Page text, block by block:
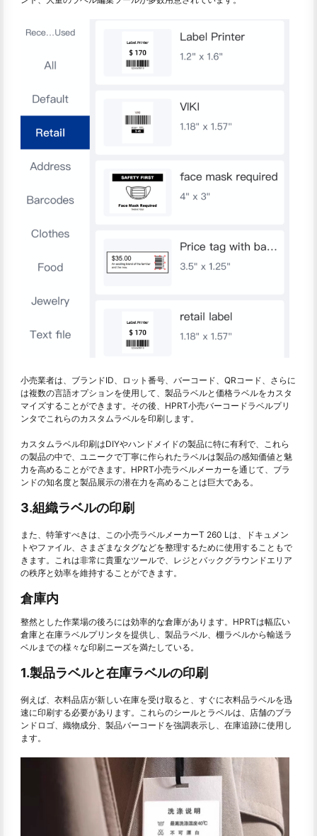
小売業者は、ブランドID、ロット番号、バーコード、QRコード、さらに
は複数の言語オプションを使用して、製品ラベルと価格ラベルをカスタ
マイズすることができます。その後、HPRT小売バーコードラベルプリ
ンタでこれらのカスタムラベルを印刷します。
カスタムラベル印刷はDIYやハンドメイドの製品に特に有利で、これら
の製品の中で、ユニークで丁寧に作られたラベルは製品の感知価値と魅
力を高めることができます。HPRT小売ラベルメーカーを通じて、ブラ
ンドの知名度と製品展示の潜在力を高めることは巨大である。
3.組織ラベルの印刷
また、特筆すべきは、この小売ラベルメーカーT 260 Lは、ドキュメン
トやファイル、さまざまなタグなどを整理するために使用することもで
きます。これは非常に貴重なツールで、レジとバックグラウンドエリア
の秩序と効率を維持することができます。
倉庫内
整然とした作業場の後ろには効率的な倉庫があります。HPRTは幅広い
倉庫と在庫ラベルプリンタを提供し、製品ラベル、棚ラベルから輸送ラ
ベルまでの様々な印刷ニーズを満たしている。
1.製品ラベルと在庫ラベルの印刷
例えば、衣料品店が新しい在庫を受け取ると、すぐに衣料品ラベルを迅
速に印刷する必要があります。これらのシールとラベルは、店舗のブラ
ンドロゴ、織物成分、製品バーコードを強調表示し、在庫追跡に使用し
ます。